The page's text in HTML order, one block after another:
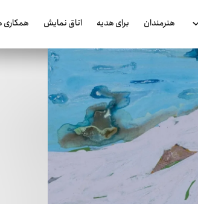
هنرمندان برای هدیه اتاق نمایش همکاری